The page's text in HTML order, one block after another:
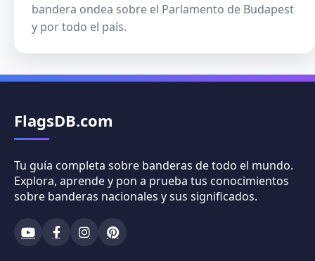
bandera ondea sobre el Parlamento de Budapest
y por todo el país.
FlagsDB.com
Tu guía completa sobre banderas de todo el mundo.
Explora, aprende y pon a prueba tus conocimientos
sobre banderas nacionales y sus significados.